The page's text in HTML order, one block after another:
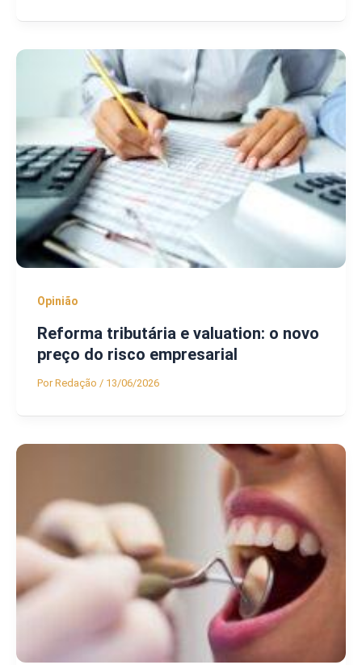
Opinião
Reforma tributária e valuation: o novo
preço do risco empresarial
PorRedação / 13/06/2026